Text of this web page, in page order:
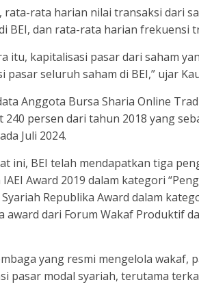
rata-rata harian nilai transaksi dari
BEI, dan rata-rata harian frekuensi
itu, kapitalisasi pasar dari saham
pasar seluruh saham di BEI,” ujar
Anggota Bursa Sharia Online
240 persen dari tahun 2018 yang
Juli 2024.
ini, BEI telah mendapatkan tiga
Award 2019 dalam kategori
Republika Award dalam
award dari Forum Wakaf Produktif
yang resmi mengelola wakaf,
pasar modal syariah, terutama